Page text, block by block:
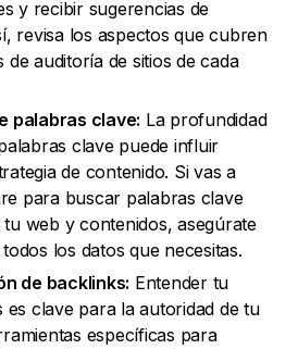
y recibir sugerencias de
revisa los aspectos que cubren
de auditoría de sitios de cada
palabras clave: La profundidad
clave puede influir
de contenido. Si vas a
para buscar palabras clave
web y contenidos, asegúrate
los datos que necesitas.
de backlinks: Entender tu
es clave para la autoridad de tu
específicas para